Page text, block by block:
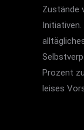
Zustände
Prozent
leises